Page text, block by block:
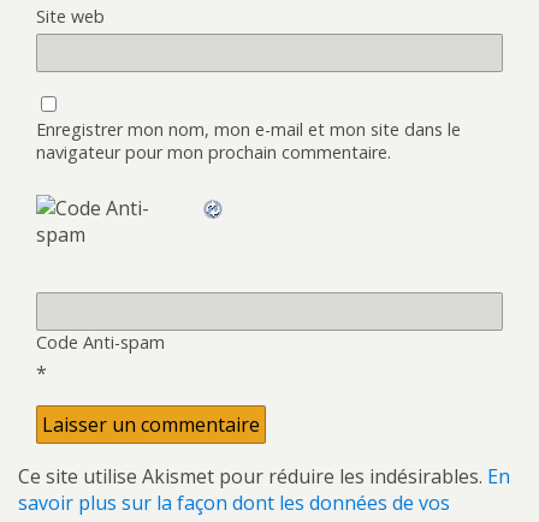
Site web
Enregistrer mon nom, mon e-mail et mon site dans le
navigateur pour mon prochain commentaire.
Code Anti-spam
*
Ce site utilise Akismet pour réduire les indésirables. En
savoir plus sur la façon dont les données de vos